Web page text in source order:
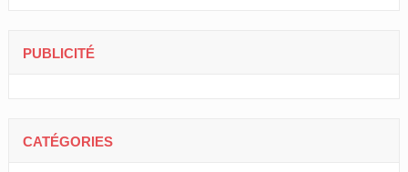
PUBLICITÉ
CATÉGORIES